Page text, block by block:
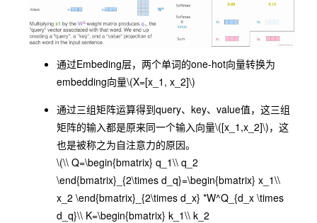
通过Embeding层，两个单词的one-hot向量转换为
embedding向量\(X=[x_1, x_2]\)
通过三组矩阵运算得到query、key、value值，这三组
矩阵的输入都是原来同一个输入向量\([x_1,x_2]\)，这
也是被称之为自注意力的原因。
\(\\ Q=\begin{bmatrix} q_1\\ q_2
\end{bmatrix}_{2\times d_q}=\begin{bmatrix} x_1\\
x_2 \end{bmatrix}_{2\times d_x} *W^Q_{d_x \times
d_q}\\ K=\begin{bmatrix} k_1\\ k_2